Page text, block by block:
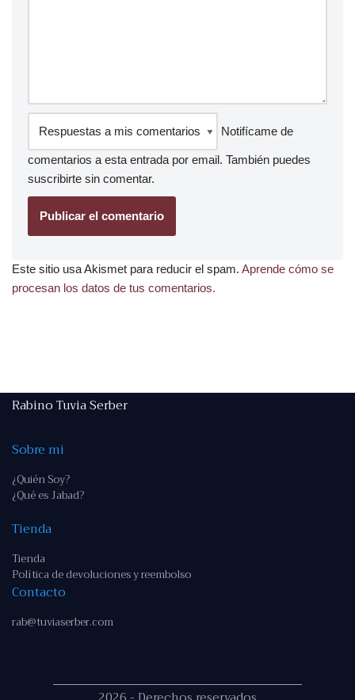
Notifícame de
comentarios a esta entrada por email. También puedes
suscribirte sin comentar.
Este sitio usa Akismet para reducir el spam. Aprende cómo se
procesan los datos de tus comentarios.
Rabino Tuvia Serber
Sobre mi
¿Quién Soy?
¿Qué es Jabad?
Tienda
Tienda
Política de devoluciones y reembolso
Contacto
rab@tuviaserber.com